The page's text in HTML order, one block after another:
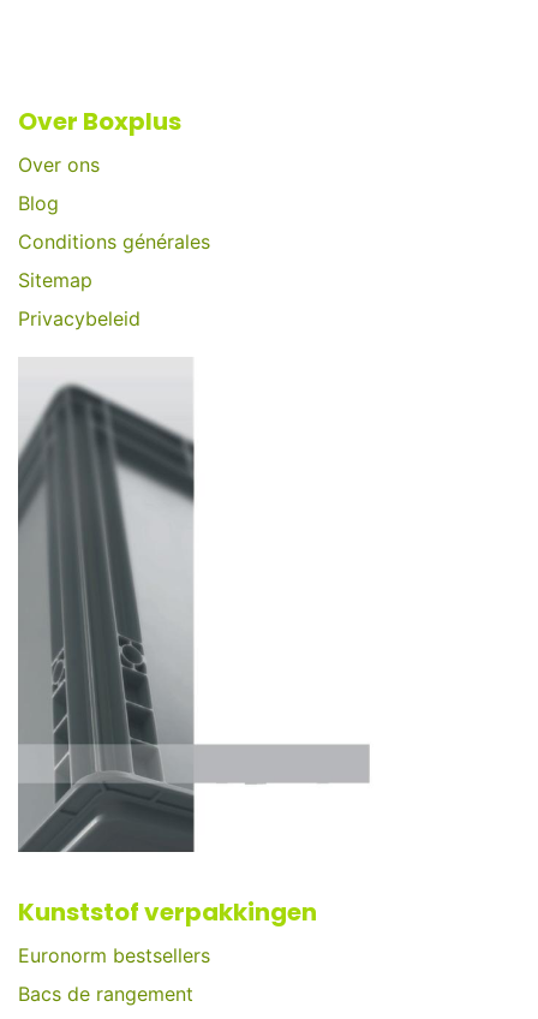
Over Boxplus
Over ons
Blog
Conditions générales
Sitemap
Privacybeleid
Kunststof verpakkingen
Euronorm bestsellers
Bacs de rangement